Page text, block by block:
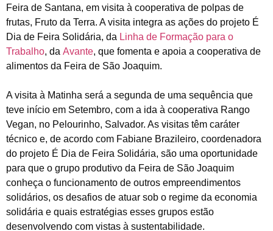
Feira de Santana, em visita à cooperativa de polpas de
frutas, Fruto da Terra. A visita integra as ações do projeto É
Dia de Feira Solidária, da Linha de Formação para o
Trabalho, da Avante, que fomenta e apoia a cooperativa de
alimentos da Feira de São Joaquim.
A visita à Matinha será a segunda de uma sequência que
teve início em Setembro, com a ida à cooperativa Rango
Vegan, no Pelourinho, Salvador. As visitas têm caráter
técnico e, de acordo com Fabiane Brazileiro, coordenadora
do projeto É Dia de Feira Solidária, são uma oportunidade
para que o grupo produtivo da Feira de São Joaquim
conheça o funcionamento de outros empreendimentos
solidários, os desafios de atuar sob o regime da economia
solidária e quais estratégias esses grupos estão
desenvolvendo com vistas à sustentabilidade.